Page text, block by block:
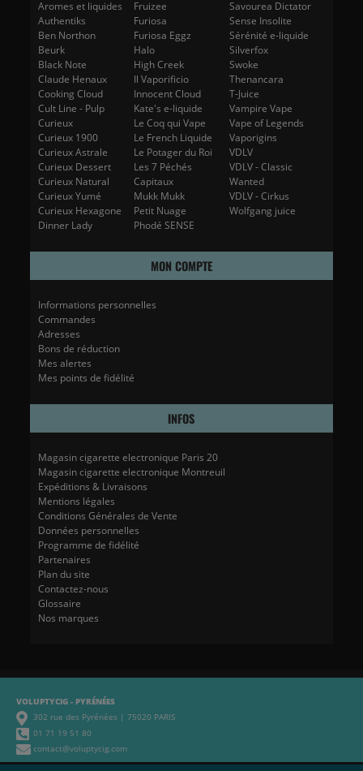
Aromes et liquides
Authentiks
Ben Northon
Beurk
Black Note
Claude Henaux
Cooking Cloud
Cult Line - Pulp
Curieux
Curieux 1900
Curieux Astrale
Curieux Dessert
Curieux Natural
Curieux Yumé
Curieux Hexagone
Dinner Lady
Fruizee
Furiosa
Furiosa Eggz
Halo
High Creek
Il Vaporificio
Innocent Cloud
Kate's e-liquide
Le Coq qui Vape
Le French Liquide
Le Potager du Roi
Les 7 Péchés
Capitaux
Mukk Mukk
Petit Nuage
Phodé SENSE
Savourea Dictator
Sense Insolite
Sérénité e-liquide
Silverfox
Swoke
Thenancara
T-Juice
Vampire Vape
Vape of Legends
Vaporigins
VDLV
VDLV - Classic
Wanted
VDLV - Cirkus
Wolfgang juice
MON COMPTE
Informations personnelles
Commandes
Adresses
Bons de réduction
Mes alertes
Mes points de fidélité
INFOS
Magasin cigarette electronique Paris 20
Magasin cigarette electronique Montreuil
Expéditions & Livraisons
Mentions légales
Conditions Générales de Vente
Données personnelles
Programme de fidélité
Partenaires
Plan du site
Contactez-nous
Glossaire
Nos marques
VOLUPTYCIG - PYRÉNÉES
302 rue des Pyrénées | 75020 PARIS
01 71 19 51 80
contact@voluptycig.com